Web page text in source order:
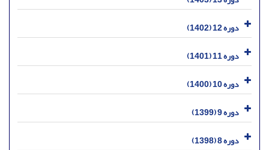
دوره 12 (1402)
دوره 11 (1401)
دوره 10 (1400)
دوره 9 (1399)
دوره 8 (1398)